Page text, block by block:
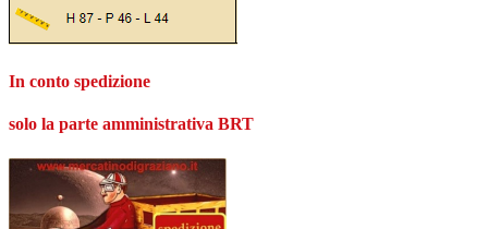
In conto spedizione
solo la parte amministrativa BRT